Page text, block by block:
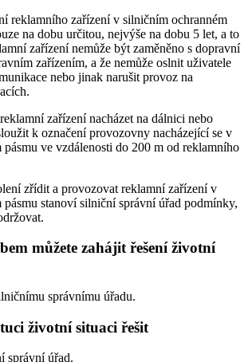
reklamního zařízení v silničním ochranném
na dobu určitou, nejvýše na dobu 5 let, a to
zařízení nemůže být zaměněno s dopravní
zařízením, a že nemůže oslnit uživatele
nebo jinak narušit provoz na
zařízení nacházet na dálnici nebo
k označení provozovny nacházející se v
ve vzdálenosti do 200 m od reklamního
zřídit a provozovat reklamní zařízení v
stanoví silniční správní úřad podmínky,
můžete zahájit řešení životní
správnímu úřadu.
životní situaci řešit
správní úřad.